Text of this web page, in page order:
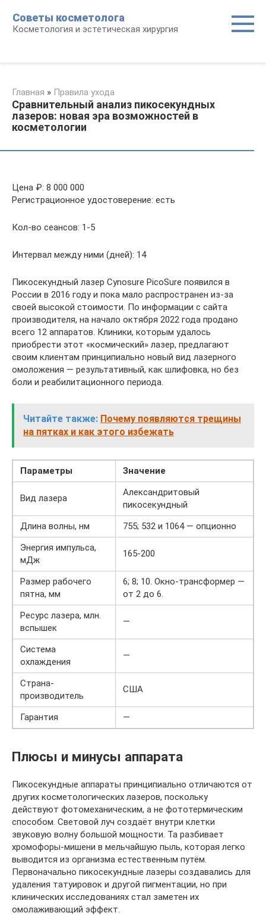
контенту
Советы косметолога
Косметология и эстетическая хирургия
Главная » Правила ухода
Сравнительный анализ пикосекундных
лазеров: новая эра возможностей в
косметологии
Цена ₽: 8 000 000
Регистрационное удостоверение: есть
Кол-во сеансов: 1-5
Интервал между ними (дней): 14
Пикосекундный лазер Cynosure PicoSure появился в
России в 2016 году и пока мало распространен из-за
своей высокой стоимости. По информации с сайта
производителя, на начало октября 2022 года продано
всего 12 аппаратов. Клиники, которым удалось
приобрести этот «космический» лазер, предлагают
своим клиентам принципиально новый вид лазерного
омоложения — результативный, как шлифовка, но без
боли и реабилитационного периода.
Читайте также: Почему появляются трещины
на пятках и как этого избежать
Параметры Значение
Вид лазера
Александритовый
пикосекундный
Длина волны, нм
755; 532 и 1064 — опционно
Энергия импульса,
мДж
165-200
Размер рабочего
пятна, мм
6; 8; 10. Окно-трансформер —
от 2 до 6.
Ресурс лазера, млн.
вспышек
—
Система
охлаждения
—
Страна-
производитель
США
Гарантия —
Плюсы и минусы аппарата
Пикосекундные аппараты принципиально отличаются от
других косметологических лазеров, поскольку
действуют фотомеханическим, а не фототермическим
способом. Световой луч создаёт внутри клетки
звуковую волну большой мощности. Та разбивает
хромофоры-мишени в мельчайшую пыль, которая легко
выводится из организма естественным путём.
Первоначально пикосекундные лазеры создавались для
удаления татуировок и другой пигментации, но при
клинических исследованиях стал заметен их
омолаживающий эффект.